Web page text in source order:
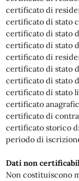
certificato di
certificato di stato
certificato di stato
certificato di stato
certificato di
certificato di stato
certificato di stato
certificato di stato
certificato
certificato di
certificato storico
periodo di
Dati non
Non costituiscono